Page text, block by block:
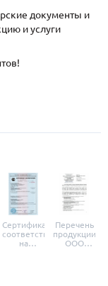
документы и
и услуги
Сертификат
соответствия
на
Перечень
продукции
ООО